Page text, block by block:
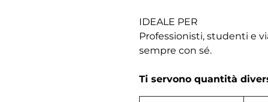
IDEALE PER
Professionisti, studenti e
sempre con sé.
Ti servono quantità